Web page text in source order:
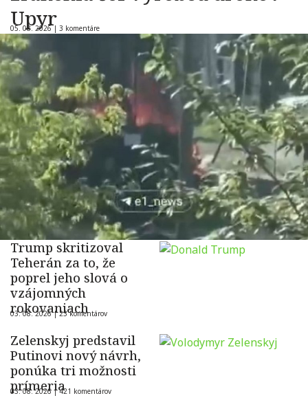
Upyr
05. 08. 2026 | 3 komentáre
Trump skritizoval
Teherán za to, že
poprel jeho slová o
vzájomných
rokovaniach
03. 08. 2026 |23 komentárov
Zelenskyj predstavil
Putinovi nový návrh,
ponúka tri možnosti
prímeria
03. 08. 2026 |421 komentárov